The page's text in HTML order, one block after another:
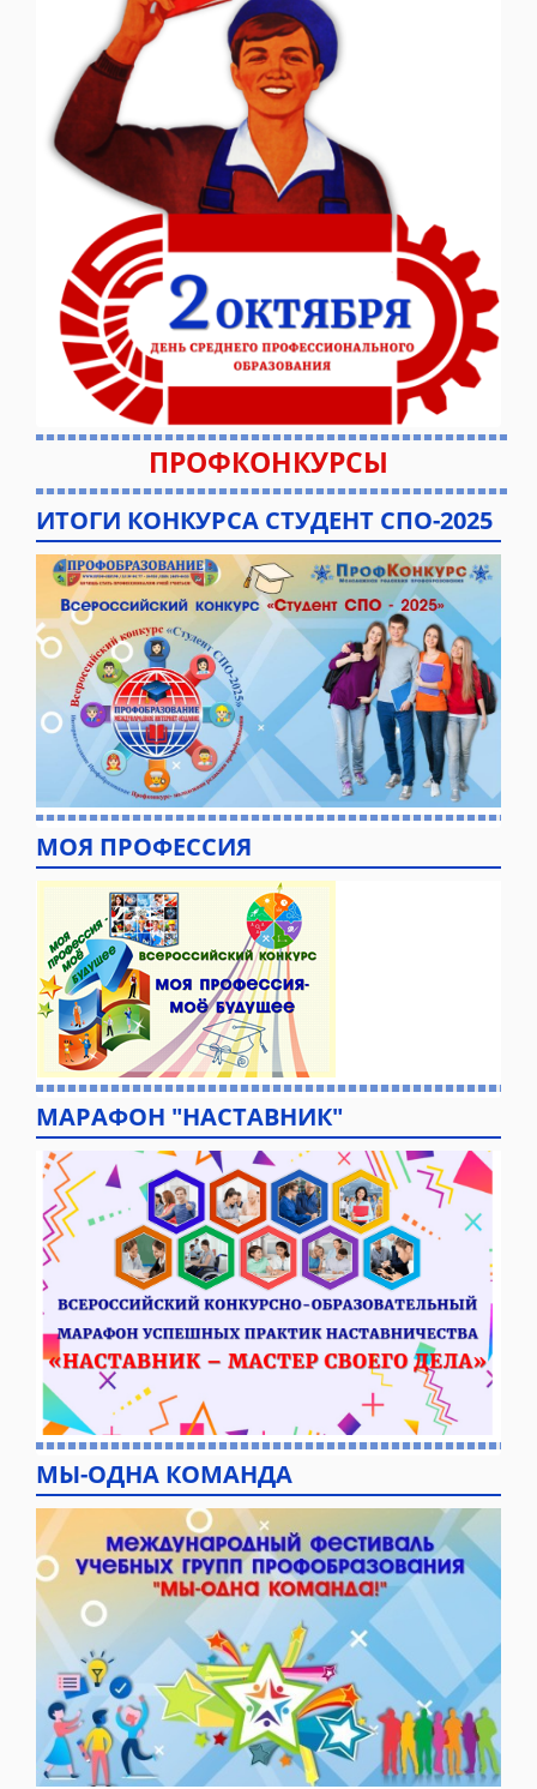
ПРОФКОНКУРСЫ
ИТОГИ КОНКУРСА СТУДЕНТ СПО-2025
МОЯ ПРОФЕССИЯ
МАРАФОН "НАСТАВНИК"
МЫ-ОДНА КОМАНДА